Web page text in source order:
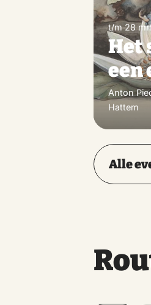
t/m 28
Het
een
Anton
Hattem
Alle